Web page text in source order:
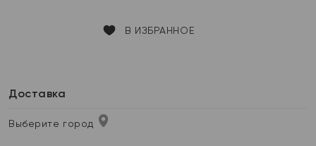
В ИЗБРАННОЕ
Доставка
Выберите город